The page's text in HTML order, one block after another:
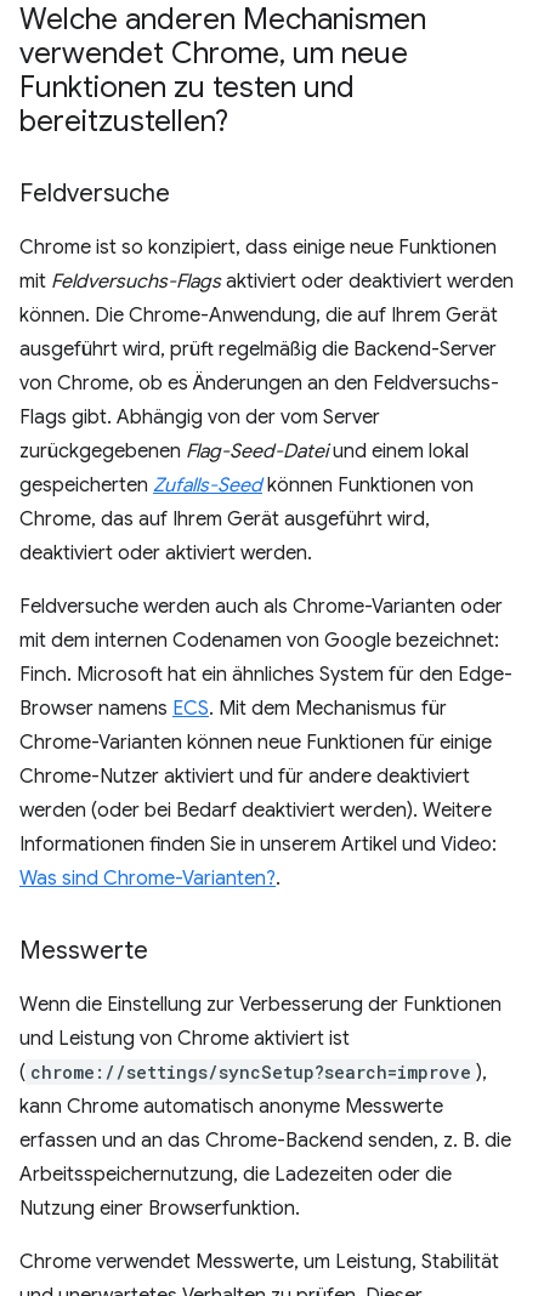
Welche anderen Mechanismen
verwendet Chrome, um neue
Funktionen zu testen und
bereitzustellen?
Feldversuche
Chrome ist so konzipiert, dass einige neue Funktionen
mit Feldversuchs-Flagsaktiviert oder deaktiviert werden
können. Die Chrome-Anwendung, die auf Ihrem Gerät
ausgeführt wird, prüft regelmäßig die Backend-Server
von Chrome, ob es Änderungen an den Feldversuchs-
Flags gibt. Abhängig von der vom Server
zurückgegebenen Flag-Seed-Dateiund einem lokal
gespeicherten Zufalls-Seedkönnen Funktionen von
Chrome, das auf Ihrem Gerät ausgeführt wird,
deaktiviert oder aktiviert werden.
Feldversuche werden auch als Chrome-Varianten oder
mit dem internen Codenamen von Google bezeichnet:
Finch. Microsoft hat ein ähnliches System für den Edge-
Browser namens ECS. Mit dem Mechanismus für
Chrome-Varianten können neue Funktionen für einige
Chrome-Nutzer aktiviert und für andere deaktiviert
werden (oder bei Bedarf deaktiviert werden). Weitere
Informationen finden Sie in unserem Artikel und Video:
Was sind Chrome-Varianten?.
Messwerte
Wenn die Einstellung zur Verbesserung der Funktionen
und Leistung von Chrome aktiviert ist
( chrome://settings/syncSetup?search=improve ),
kann Chrome automatisch anonyme Messwerte
erfassen und an das Chrome-Backend senden, z. B. die
Arbeitsspeichernutzung, die Ladezeiten oder die
Nutzung einer Browserfunktion.
Chrome verwendet Messwerte, um Leistung, Stabilität